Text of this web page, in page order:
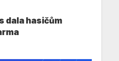
dala hasičům